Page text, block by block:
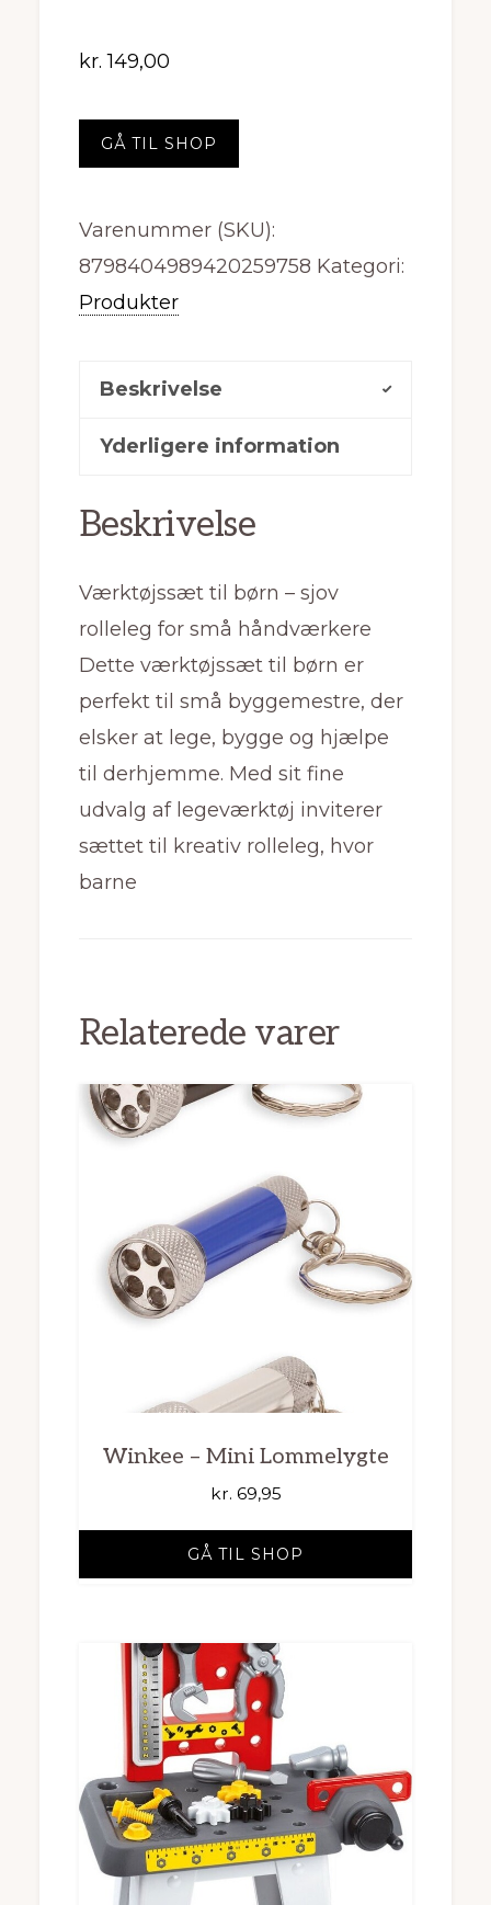
kr. 149,00
GÅ TIL SHOP
Varenummer (SKU):
8798404989420259758 Kategori:
Produkter
Beskrivelse
Yderligere information
Beskrivelse
Værktøjssæt til børn – sjov
rolleleg for små håndværkere
Dette værktøjssæt til børn er
perfekt til små byggemestre, der
elsker at lege, bygge og hjælpe
til derhjemme. Med sit fine
udvalg af legeværktøj inviterer
sættet til kreativ rolleleg, hvor
barne
Relaterede varer
Winkee – Mini Lommelygte
kr. 69,95
GÅ TIL SHOP